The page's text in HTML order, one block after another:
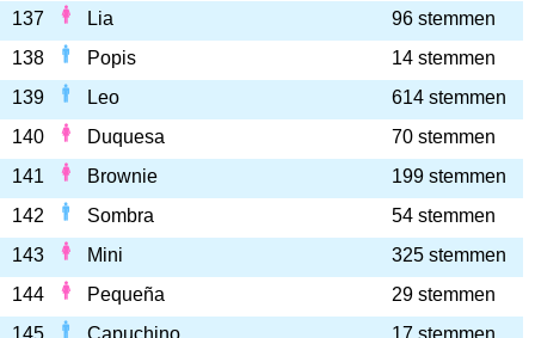
137 Lia
96 stemmen
138
Popis
14 stemmen
139
Leo
614 stemmen
140
Duquesa
70 stemmen
141
Brownie
199 stemmen
142
Sombra
54 stemmen
143
Mini
325 stemmen
144
Pequeña
29 stemmen
145
Capuchino
17 stemmen